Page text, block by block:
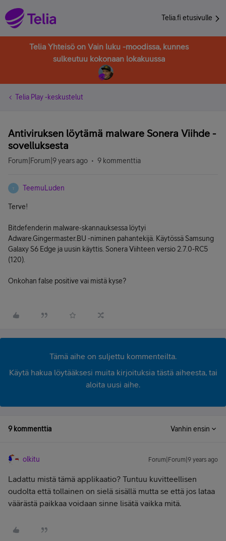
Telia.fi etusivulle
Telia Yhteisö on Vain luku -moodissa, kunnes
sulkeutuu kokonaan lokakuussa
Telia Play -keskustelut
Antiviruksen löytämä malware Sonera Viihde -
sovelluksesta
Forum|Forum|9 years ago 9 kommenttia
T TeemuLuden
Terve!
Bitdefenderin malware-skannauksessa löytyi
Adware.Gingermaster.BU -niminen pahantekijä. Käytössä Samsung
Galaxy S6 Edge ja uusin käyttis. Sonera Viihteen versio 2.7.0-RC5
(120).
Onkohan false positive vai mistä kyse?
Tämä aihe on suljettu kommenteilta.
Käytä hakua löytääksesi muita kirjoituksia tästä aiheesta, tai
aloita uusi aihe.
9 kommenttia Vanhin ensin
olkitu Forum|Forum|9 years ago
Ladattu mistä tämä applikaatio? Tuntuu kuvitteellisen
oudolta että tollainen on sielä sisällä mutta se että jos lataa
väärästä paikkaa voidaan sinne lisätä vaikka mitä.